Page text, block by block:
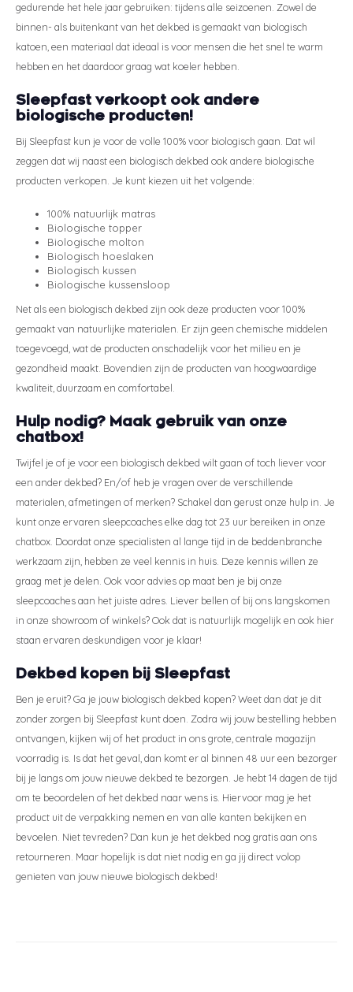
gedurende het hele jaar gebruiken: tijdens alle seizoenen. Zowel de
binnen- als buitenkant van het dekbed is gemaakt van biologisch
katoen, een materiaal dat ideaal is voor mensen die het snel te warm
hebben en het daardoor graag wat koeler hebben.
Sleepfast verkoopt ook andere
biologische producten!
Bij Sleepfast kun je voor de volle 100% voor biologisch gaan. Dat wil
zeggen dat wij naast een biologisch dekbed ook andere biologische
producten verkopen. Je kunt kiezen uit het volgende:
100% natuurlijk matras
Biologische topper
Biologische molton
Biologisch hoeslaken
Biologisch kussen
Biologische kussensloop
Net als een biologisch dekbed zijn ook deze producten voor 100%
gemaakt van natuurlijke materialen. Er zijn geen chemische middelen
toegevoegd, wat de producten onschadelijk voor het milieu en je
gezondheid maakt. Bovendien zijn de producten van hoogwaardige
kwaliteit, duurzaam en comfortabel.
Hulp nodig? Maak gebruik van onze
chatbox!
Twijfel je of je voor een biologisch dekbed wilt gaan of toch liever voor
een ander dekbed? En/of heb je vragen over de verschillende
materialen, afmetingen of merken? Schakel dan gerust onze hulp in. Je
kunt onze ervaren sleepcoaches elke dag tot 23 uur bereiken in onze
chatbox. Doordat onze specialisten al lange tijd in de beddenbranche
werkzaam zijn, hebben ze veel kennis in huis. Deze kennis willen ze
graag met je delen. Ook voor advies op maat ben je bij onze
sleepcoaches aan het juiste adres. Liever bellen of bij ons langskomen
in onze showroom of winkels? Ook dat is natuurlijk mogelijk en ook hier
staan ervaren deskundigen voor je klaar!
Dekbed kopen bij Sleepfast
Ben je eruit? Ga je jouw biologisch dekbed kopen? Weet dan dat je dit
zonder zorgen bij Sleepfast kunt doen. Zodra wij jouw bestelling hebben
ontvangen, kijken wij of het product in ons grote, centrale magazijn
voorradig is. Is dat het geval, dan komt er al binnen 48 uur een bezorger
bij je langs om jouw nieuwe dekbed te bezorgen. Je hebt 14 dagen de tijd
om te beoordelen of het dekbed naar wens is. Hiervoor mag je het
product uit de verpakking nemen en van alle kanten bekijken en
bevoelen. Niet tevreden? Dan kun je het dekbed nog gratis aan ons
retourneren. Maar hopelijk is dat niet nodig en ga jij direct volop
genieten van jouw nieuwe biologisch dekbed!